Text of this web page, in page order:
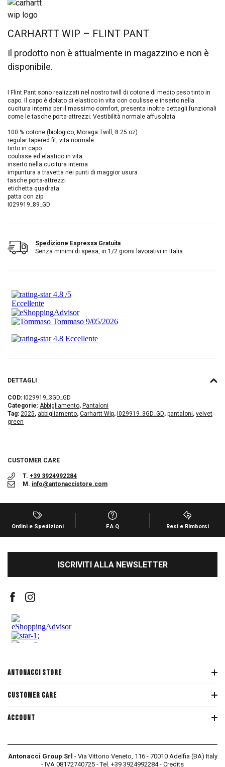
CARHARTT WIP – FLINT PANT
Il prodotto non è attualmente in magazzino e non è
disponibile.
I Flint Pant sono realizzati nel nostro twill di cotone di medio peso tinto in
capo. Il capo è dotato di elastico in vita con coulisse e inserto nella
cucitura interna per il massimo comfort, presenta inoltre dettagli funzionali
come le tasche porta-attrezzi. Vestibilità normale affusolata.
100 % cotone (biologico, Moraga Twill, 8.25 oz)
regular tapered fit, vita normale
tinto in capo
coulisse ed elastico in vita
inserto nella cucitura interna
impuntura a travetta nei punti di maggior usura
tasche porta-attrezzi
etichetta quadrata
patta con zip
I029919_89_GD
Spedizione Espressa Gratuita
Senza minimi di spesa, in 1/2 giorni lavorativi in Italia
DETTAGLI
COD: I029919_3GD_GD
Categorie: Abbigliamento, Pantaloni
Tag: 2025, abbigliamento, Carhartt Wip, I029919_3GD_GD, pantaloni, velvet
green
CUSTOMER CARE
T. +39 3924992284
M. info@antonaccistore.com
Ordini e Spedizioni F.A.Q Resi e Rimborsi
ISCRIVITI ALLA NEWSLETTER
ANTONACCI STORE
CUSTOMER CARE
ACCOUNT
Antonacci Group Srl - Via Vittorio Veneto, 116 - 70010 Adelfia (BA) Italy
- IVA 08172740725 - Tel. +39 3924992284- Credits